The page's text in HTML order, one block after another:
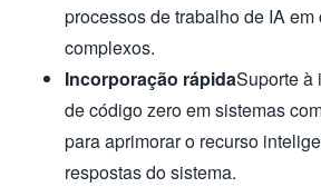
processos de trabalho de IA
complexos.
Incorporação rápidaSuporte à
de código zero em sistemas
para aprimorar o recurso
respostas do sistema.